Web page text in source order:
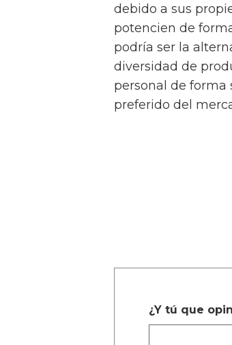
debido a sus
potencien de
podría ser la
diversidad de
personal de forma
preferido del
¿Y tú que